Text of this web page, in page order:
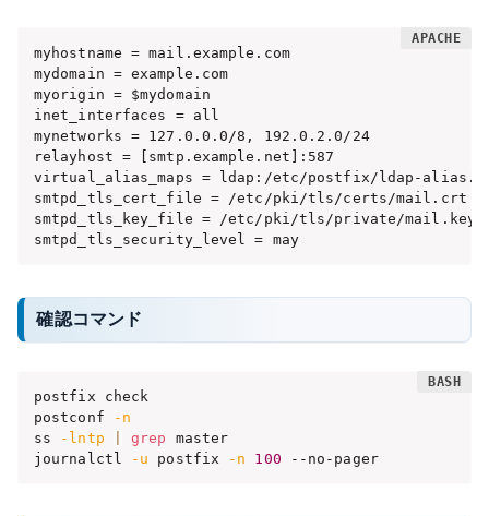
myhostname = mail.example.com
mydomain = example.com
myorigin = $mydomain
inet_interfaces = all
mynetworks = 127.0.0.0/8, 192.0.2.0/24
relayhost = [smtp.example.net]:587
virtual_alias_maps = ldap:/etc/postfix/ldap-
smtpd_tls_cert_file = /etc/pki/tls/certs/mail.crt
smtpd_tls_key_file = /etc/pki/tls/private/mail.key
smtpd_tls_security_level = may
確認コマンド
postfix check
postconf
-n
ss
-lntp grep master
journalctl
-u postfix -n 100 --no-pager